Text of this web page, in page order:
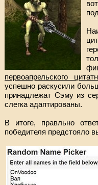
первоапрельского
успешно раскусили
принадлежат Сэму из
слегка адаптированы.
В итоге, правльно
победителя предстояло